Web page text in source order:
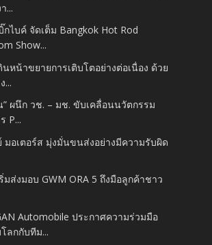
...
ไบค์ จัดเต็ม Bangkok Hot Rod
Show...
นหน้าขยายการเติบโตอย่างต่อเนื่อง ด้วย
...
ผนึก วช. – มช. ขับเคลื่อนนวัตกรรม
P...
มอเตอร์ส มุ่งมั่นขนส่งอย่างมีความรับผิด
มส่งมอบ GWM ORA 5 ถึงมือลูกค้าชาว
Automobile ประกาศความร่วมมือ
ลกกับทีม...